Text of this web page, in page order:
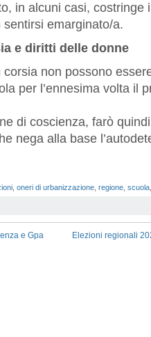
in alcuni casi, costringe
emarginato/a.
e diritti delle donne
corsia non possono
per l’ennesima volta il
di coscienza, farò
nega alla base
oneri di urbanizzazione regione scuola
e Gpa Elezioni regionali